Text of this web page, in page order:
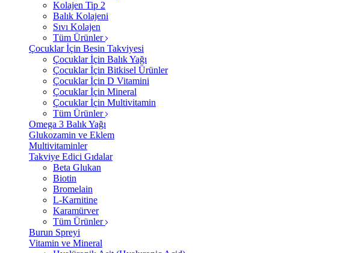
Kolajen Tip 2
Balık Kolajeni
Sıvı Kolajen
Tüm Ürünler
Çocuklar İçin Besin Takviyesi
Çocuklar İçin Balık Yağı
Çocuklar İçin Bitkisel Ürünler
Çocuklar İçin D Vitamini
Çocuklar İçin Mineral
Çocuklar İçin Multivitamin
Tüm Ürünler
Omega 3 Balık Yağı
Glukozamin ve Eklem
Multivitaminler
Takviye Edici Gıdalar
Beta Glukan
Biotin
Bromelain
L-Karnitine
Karamürver
Tüm Ürünler
Burun Spreyi
Vitamin ve Mineral